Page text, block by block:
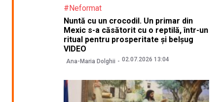
#Neformat
Nuntă cu un crocodil. Un primar din
Mexic s-a căsătorit cu o reptilă, într-un
ritual pentru prosperitate și belșug
VIDEO
Ana-Maria Dolghii 02.07.2026 13:04